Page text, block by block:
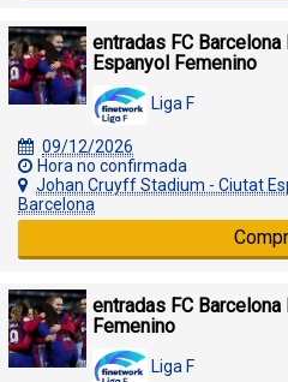
entradas FC Barcelona
Espanyol Femenino
Liga F
09/12/2026
Hora no confirmada
Johan Cruyff Stadium - Ciutat
Barcelona
entradas FC
Femenino
Liga F